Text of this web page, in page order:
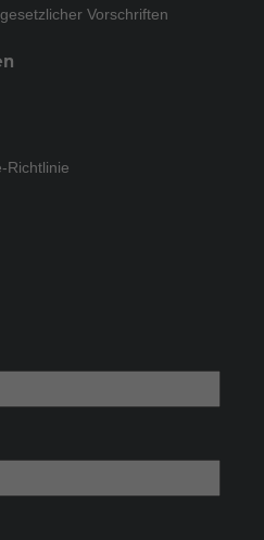
Vorschriften
Richtlinie